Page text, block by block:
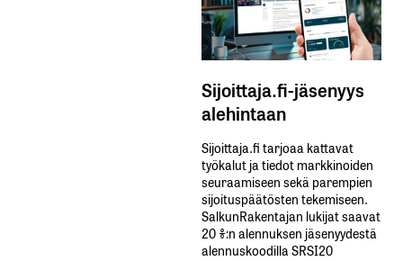
Sijoittaja.fi-jäsenyys
alehintaan
Sijoittaja.fi tarjoaa kattavat
työkalut ja tiedot markkinoiden
seuraamiseen sekä parempien
sijoituspäätösten tekemiseen.
SalkunRakentajan lukijat saavat
20 %:n alennuksen jäsenyydestä
alennuskoodilla SRSI20